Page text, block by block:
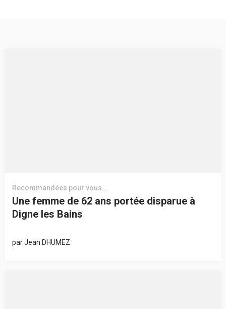
Recommandées pour vous...
Une femme de 62 ans portée disparue à
Digne les Bains
parJean DHUMEZ